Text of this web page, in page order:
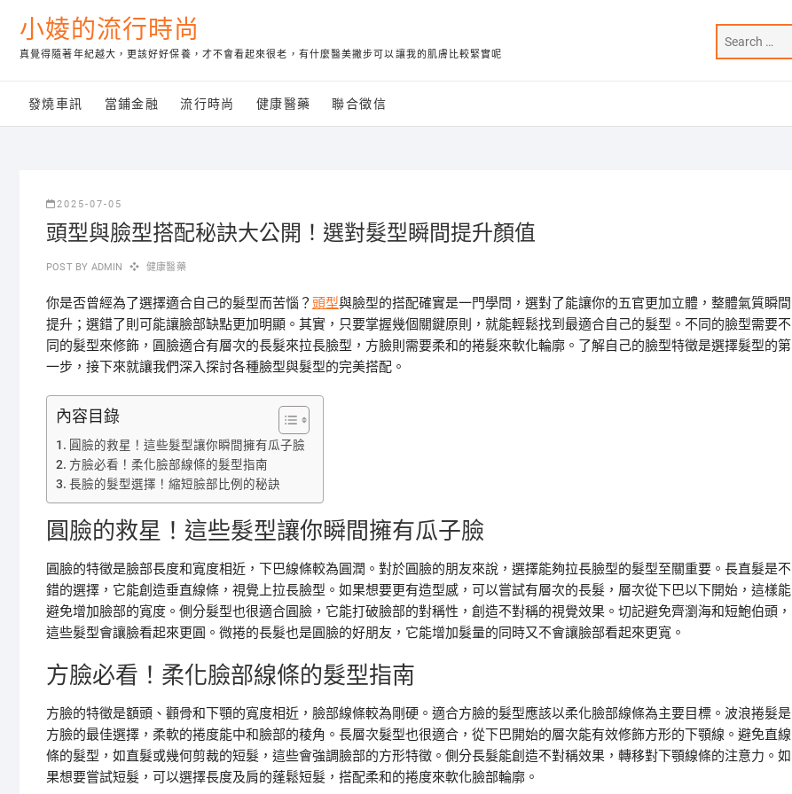
content
小婈的流行時尚
真覺得隨著年紀越大，更該好好保養，才不會看起來很老，有什麼醫美撇步可以讓我的肌膚比較緊實呢
發燒車訊 當鋪金融 流行時尚 健康醫藥 聯合徵信
2025-07-05
頭型與臉型搭配秘訣大公開！選對髮型瞬間提升顏值
POST BY ADMIN 健康醫藥
你是否曾經為了選擇適合自己的髮型而苦惱？ 頭型與臉型的搭配確實是一門學問，選對了能讓你的五官更加立體，整體氣質瞬間
提升；選錯了則可能讓臉部缺點更加明顯。其實，只要掌握幾個關鍵原則，就能輕鬆找到最適合自己的髮型。不同的臉型需要不
同的髮型來修飾，圓臉適合有層次的長髮來拉長臉型，方臉則需要柔和的捲髮來軟化輪廓。了解自己的臉型特徵是選擇髮型的第
一步，接下來就讓我們深入探討各種臉型與髮型的完美搭配。
內容目錄
圓臉的救星！這些髮型讓你瞬間擁有瓜子臉
方臉必看！柔化臉部線條的髮型指南
長臉的髮型選擇！縮短臉部比例的秘訣
圓臉的救星！這些髮型讓你瞬間擁有瓜子臉
圓臉的特徵是臉部長度和寬度相近，下巴線條較為圓潤。對於圓臉的朋友來說，選擇能夠拉長臉型的髮型至關重要。長直髮是不
錯的選擇，它能創造垂直線條，視覺上拉長臉型。如果想要更有造型感，可以嘗試有層次的長髮，層次從下巴以下開始，這樣能
避免增加臉部的寬度。側分髮型也很適合圓臉，它能打破臉部的對稱性，創造不對稱的視覺效果。切記避免齊瀏海和短鮑伯頭，
這些髮型會讓臉看起來更圓。微捲的長髮也是圓臉的好朋友，它能增加髮量的同時又不會讓臉部看起來更寬。
方臉必看！柔化臉部線條的髮型指南
方臉的特徵是額頭、顴骨和下顎的寬度相近，臉部線條較為剛硬。適合方臉的髮型應該以柔化臉部線條為主要目標。波浪捲髮是
方臉的最佳選擇，柔軟的捲度能中和臉部的稜角。長層次髮型也很適合，從下巴開始的層次能有效修飾方形的下顎線。避免直線
條的髮型，如直髮或幾何剪裁的短髮，這些會強調臉部的方形特徵。側分長髮能創造不對稱效果，轉移對下顎線條的注意力。如
果想要嘗試短髮，可以選擇長度及肩的蓬鬆短髮，搭配柔和的捲度來軟化臉部輪廓。